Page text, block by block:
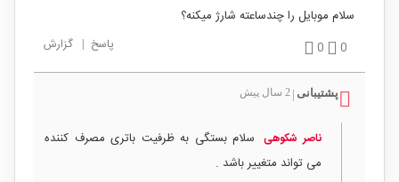
سلام موبایل را چندساعته شارژ میکنه؟
0
0 پاسخ | گزارش
پشتیبانی 2 سال پیش
ناصر شکوهی سلام بستگی به ظرفیت باتری مصرف کننده
می تواند متغییر باشد .